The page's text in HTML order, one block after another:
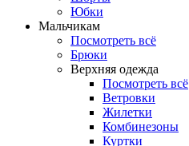
Юбки
Мальчикам
Посмотреть всё
Брюки
Верхняя одежда
Посмотреть всё
Ветровки
Жилетки
Комбинезоны
Куртки